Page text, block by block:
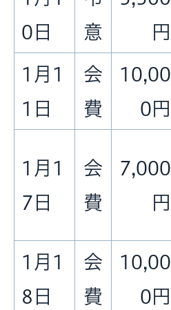
0日
意
円
1月1
1日
会
費
10,00
0円
1月1
7日
会
費
7,000
円
1月1
8日
会
費
10,00
0円